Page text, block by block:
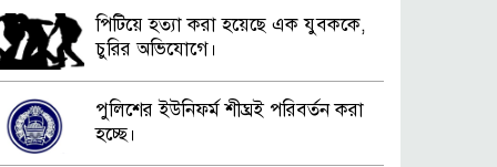
পিটিয়ে হত্যা করা হয়েছে এক যুবককে,
চুরির অভিযোগে।
পুলিশের ইউনিফর্ম শীঘ্রই পরিবর্তন করা
হচ্ছে।